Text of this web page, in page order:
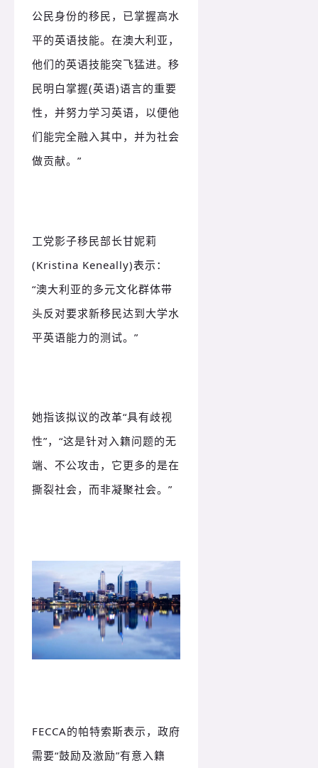
公民身份的移民，已掌握高水
平的英语技能。 在澳大利亚，
他们的英语技能突飞猛进。 移
民明白掌握(英语)语言的重要
性，并努力学习英语，以便他
们能完全融入其中，并为社会
做贡献。 ”
工党影子移民部长甘妮莉
(Kristina Keneally)表示：
“澳大利亚的多元文化群体带
头反对要求新移民达到大学水
平英语能力的测试。 ”
她指该拟议的改革“具有歧视
性”，“这是针对入籍问题的无
端、不公攻击，它更多的是在
撕裂社会，而非凝聚社会。 ”
FECCA的帕特索斯表示，政府
需要“鼓励及激励”有意入籍